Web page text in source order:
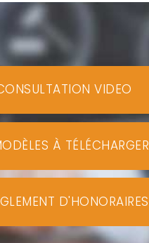
VIDEO
À TÉLÉCHARGER
D'HONORAIRES